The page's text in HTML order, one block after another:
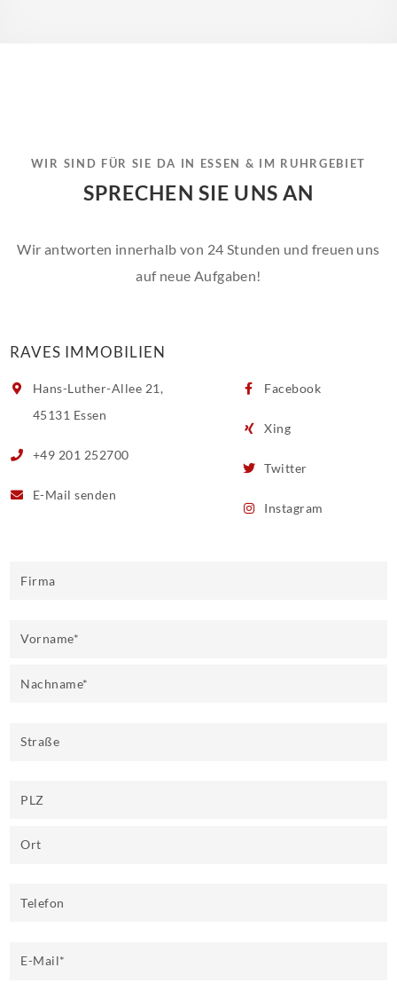
WIR SIND FÜR SIE DA IN ESSEN & IM RUHRGEBIET
SPRECHEN SIE UNS AN
Wir antworten innerhalb von 24 Stunden und freuen uns
auf neue Aufgaben!
RAVES IMMOBILIEN
Hans-Luther-Allee 21,
45131 Essen
+49 201 252700
E-Mailsenden
Facebook
Xing
Twitter
Instagram
Firma
Vorname*
Nachname*
Straße
PLZ
Ort
Telefon
E-Mail*